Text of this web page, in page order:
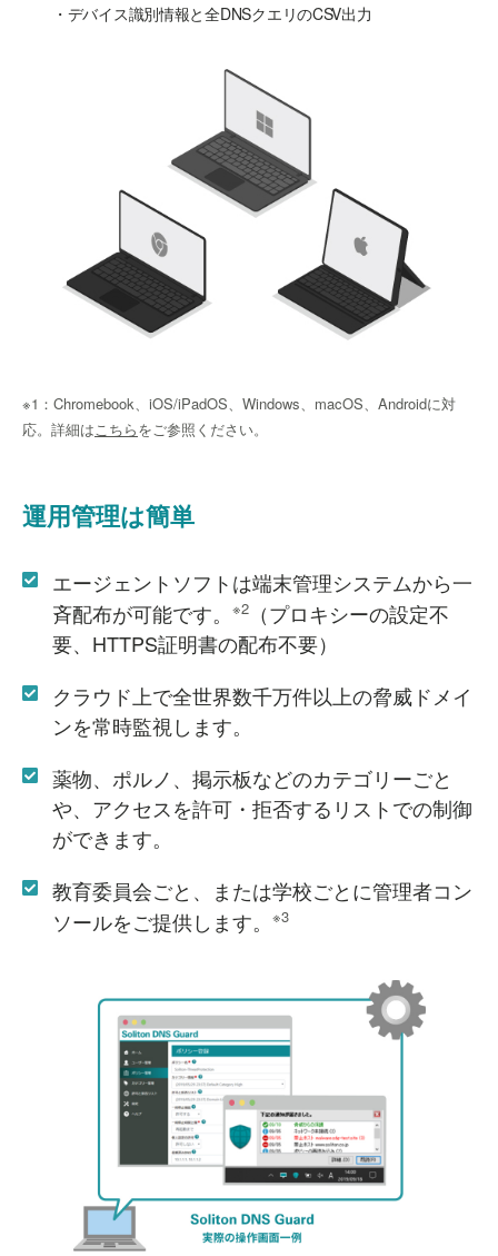
・デバイス識別情報と全DNSクエリのCSV出力
※1：Chromebook、iOS/iPadOS、Windows、macOS、Androidに対
応。詳細はこちらをご参照ください。
運用管理は簡単
エージェントソフトは端末管理システムから一
斉配布が可能です。
※2 （プロキシーの設定不
要、HTTPS証明書の配布不要）
クラウド上で全世界数千万件以上の脅威ドメイ
ンを常時監視します。
薬物、ポルノ、掲示板などのカテゴリーごと
や、アクセスを許可・拒否するリストでの制御
ができます。
教育委員会ごと、または学校ごとに管理者コン
ソールをご提供します。
※3